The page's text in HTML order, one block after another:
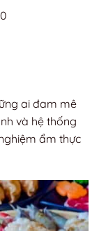
ai đam mê
và hệ thống
ẩm thực